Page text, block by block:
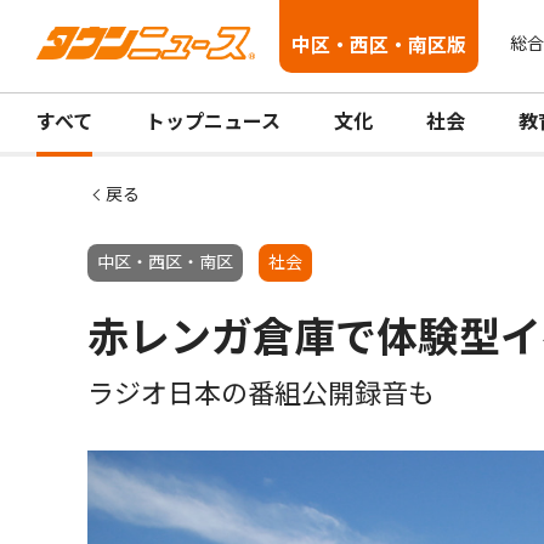
中区・西区・南区版 総
すべて トップニュース 文化 社会 教
戻る
中区・西区・南区 社会
赤レンガ倉庫で体験型
ラジオ日本の番組公開録音も